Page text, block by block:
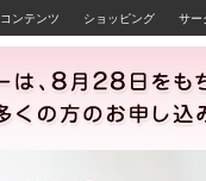
コンテンツ ショッピング サー